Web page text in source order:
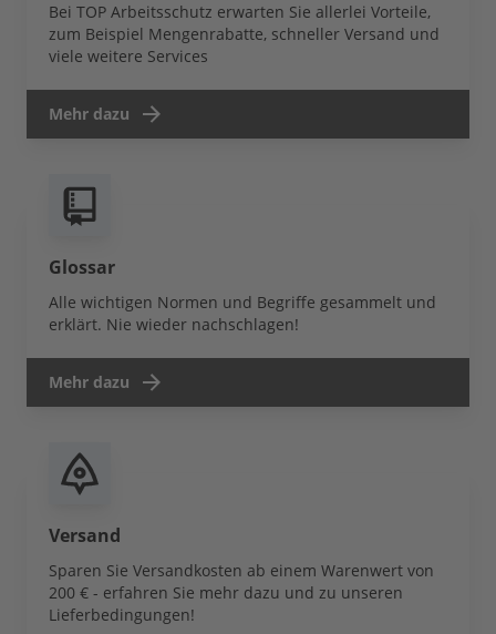
Bei TOP Arbeitsschutz erwarten Sie allerlei Vorteile,
zum Beispiel Mengenrabatte, schneller Versand und
viele weitere Services
Mehr dazu
Glossar
Alle wichtigen Normen und Begriffe gesammelt und
erklärt. Nie wieder nachschlagen!
Mehr dazu
Versand
Sparen Sie Versandkosten ab einem Warenwert von
200 € - erfahren Sie mehr dazu und zu unseren
Lieferbedingungen!